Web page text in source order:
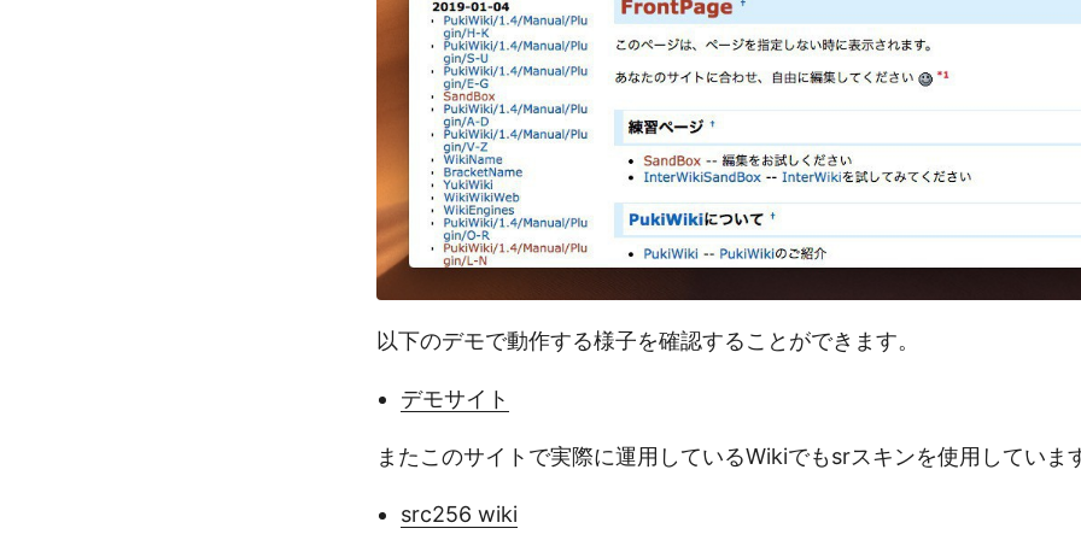
以下のデモで動作する様子を確認することができます。
デモサイト
またこのサイトで実際に運用しているWikiでもsrスキンを使用していま
src256 wiki